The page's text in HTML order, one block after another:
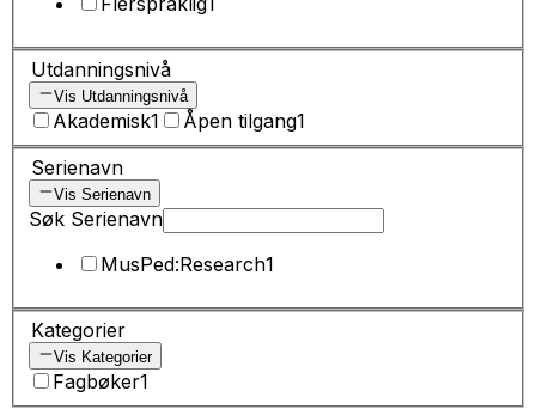
Utdanningsnivå
Vis Utdanningsnivå
Akademisk1 Åpen tilgang1
Serienavn
Vis Serienavn
Søk Serienavn
MusPed:Research1
Kategorier
Vis Kategorier
Fagbøker1